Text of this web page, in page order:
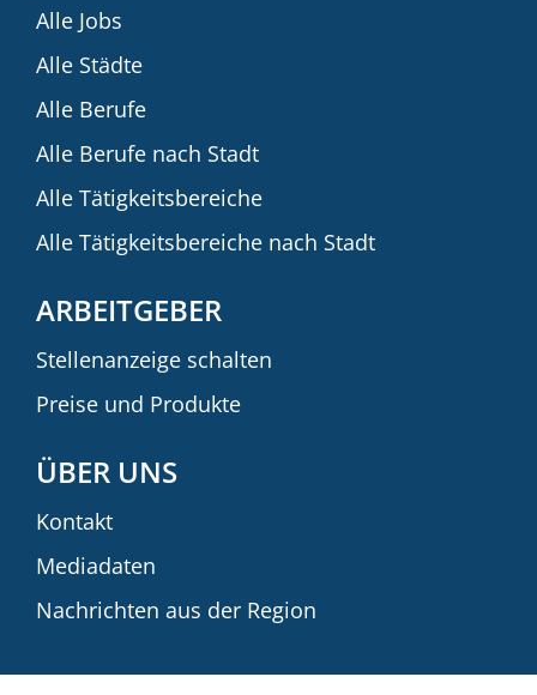
Alle Jobs
Alle Städte
Alle Berufe
Alle Berufe nach Stadt
Alle Tätigkeitsbereiche
Alle Tätigkeitsbereiche nach Stadt
ARBEITGEBER
Stellenanzeige schalten
Preise und Produkte
ÜBER UNS
Kontakt
Mediadaten
Nachrichten aus der Region